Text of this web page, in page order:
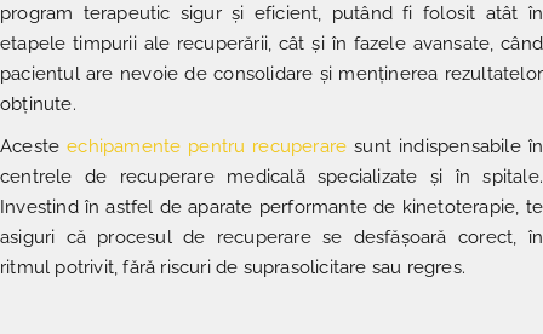
program terapeutic sigur și eficient, putând fi folosit atât în
etapele timpurii ale recuperării, cât și în fazele avansate, când
pacientul are nevoie de consolidare și menținerea rezultatelor
obținute.
Acesteechipamente pentru recuperare sunt indispensabile în
centrele de recuperare medicală specializate și în spitale.
Investind în astfel de aparate performante de kinetoterapie, te
asiguri că procesul de recuperare se desfășoară corect, în
ritmul potrivit, fără riscuri de suprasolicitare sau regres.